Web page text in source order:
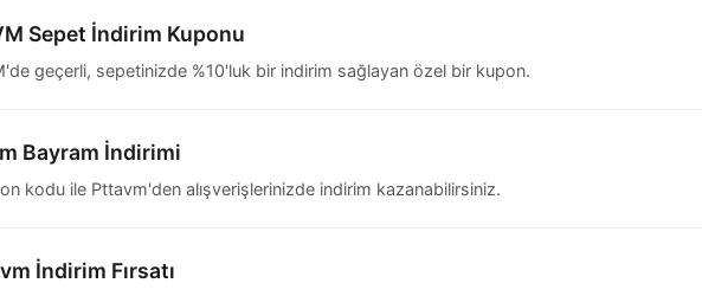
Sepet İndirim Kuponu
geçerli, sepetinizde %10'luk bir indirim sağlayan özel bir kupon.
Bayram İndirimi
kodu ile Pttavm'den alışverişlerinizde indirim kazanabilirsiniz.
İndirim Fırsatı